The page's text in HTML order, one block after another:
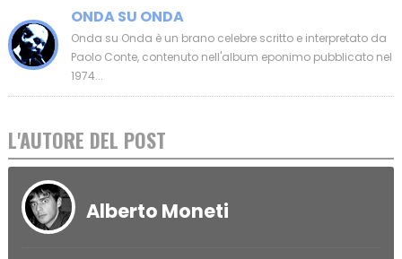
ONDA SU ONDA
Onda su Onda è un brano celebre scritto e interpretato da
Paolo Conte, contenuto nell'album eponimo pubblicato nel
1974...
L'AUTORE DEL POST
Alberto Moneti